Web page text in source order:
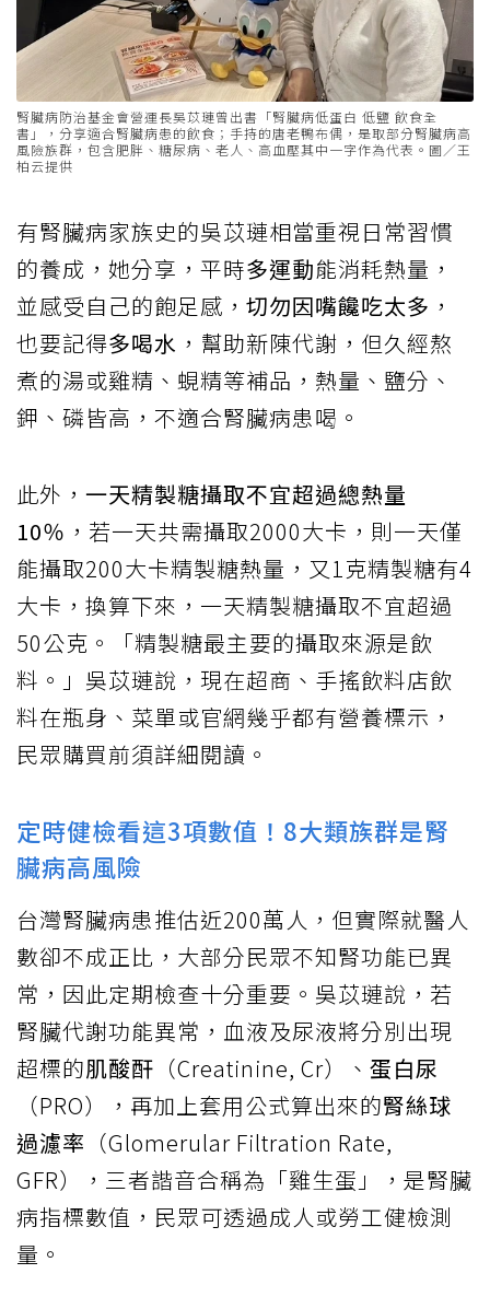
腎臟病防治基金會營運長吳苡璉曾出書「腎臟病低蛋白 低鹽 飲食全
書」，分享適合腎臟病患的飲食；手持的唐老鴨布偶，是取部分腎臟病高
風險族群，包含肥胖、糖尿病、老人、高血壓其中一字作為代表。圖／王
柏云提供
有腎臟病家族史的吳苡璉相當重視日常習慣
的養成，她分享，平時多運動能消耗熱量，
並感受自己的飽足感， 切勿因嘴饞吃太多 ，
也要記得多喝水 ，幫助新陳代謝，但久經熬
煮的湯或雞精、蜆精等補品，熱量、鹽分、
鉀、磷皆高，不適合腎臟病患喝。
此外， 一天精製糖攝取不宜超過總熱量
10％ ，若一天共需攝取2000大卡，則一天僅
能攝取200大卡精製糖熱量，又1克精製糖有4
大卡，換算下來，一天精製糖攝取不宜超過
50公克。「精製糖最主要的攝取來源是飲
料。」吳苡璉說，現在超商、手搖飲料店飲
料在瓶身、菜單或官網幾乎都有營養標示，
民眾購買前須詳細閱讀。
定時健檢看這3項數值！8大類族群是腎
臟病高風險
台灣腎臟病患推估近200萬人，但實際就醫人
數卻不成正比，大部分民眾不知腎功能已異
常，因此定期檢查十分重要。吳苡璉說，若
腎臟代謝功能異常，血液及尿液將分別出現
超標的肌酸酐 （Creatinine, Cr）、 蛋白尿
（PRO），再加上套用公式算出來的腎絲球
過濾率 （Glomerular Filtration Rate,
GFR），三者諧音合稱為「雞生蛋」，是腎臟
病指標數值，民眾可透過成人或勞工健檢測
量。